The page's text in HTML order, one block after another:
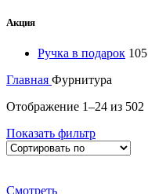
Акция
Ручка в подарок 105
Главная Фурнитура
Отображение 1–24 из 502
Показать фильтр
Смотреть